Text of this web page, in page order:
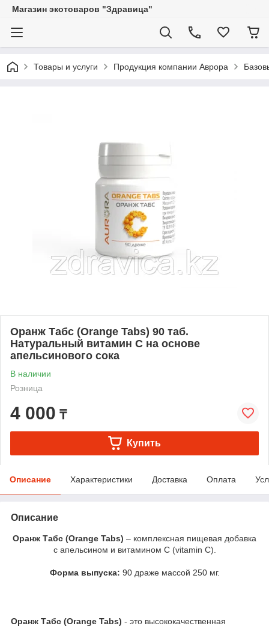
Магазин экотоваров "Здравица"
Товары и услуги Продукция компании Аврора
Оранж Табс (Orange Tabs) 90 таб.
Натуральный витамин C на основе
апельсинового сока
В наличии
Розница
4 000 ₸
Купить
Описание Характеристики Доставка Оплата
Описание
Оранж Табс (Orange Tabs) – комплексная пищевая добавка
с апельсином и витамином С (vitamin C).
Форма выпуска: 90 драже массой 250 мг.
Оранж Табс (Orange Tabs) - это высококачественная